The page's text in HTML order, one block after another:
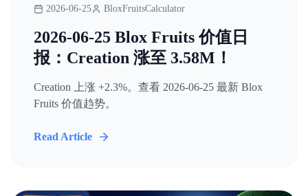
2026-06-25 BloxFruitsCalculator
2026-06-25 Blox Fruits 价值日
报：Creation 涨至 3.58M！
Creation 上涨 +2.3%。查看 2026-06-25 最新 Blox
Fruits 价值趋势。
Read Article